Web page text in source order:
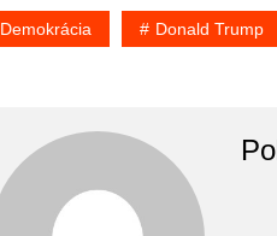
Demokrácia Donald Trump